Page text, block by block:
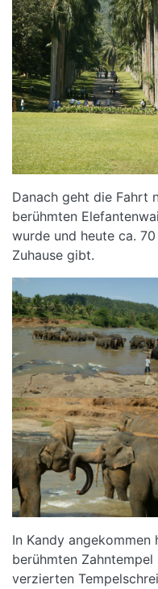
Danach geht die Fahrt
berühmten
wurde und heute ca.
Zuhause gibt.
In Kandy angekommen
berühmten
verzierten